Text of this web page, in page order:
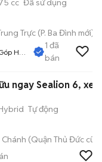
cc Đã sử dụng
Trực (P. Ba Đình mới)
Hà
1 đã
bán
ngay Sealion 6, xe
Tự động
(Quận Thủ Đức cũ)